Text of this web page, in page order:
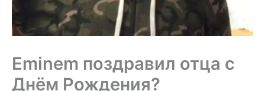
Eminem поздравил отца с
Днём Рождения?